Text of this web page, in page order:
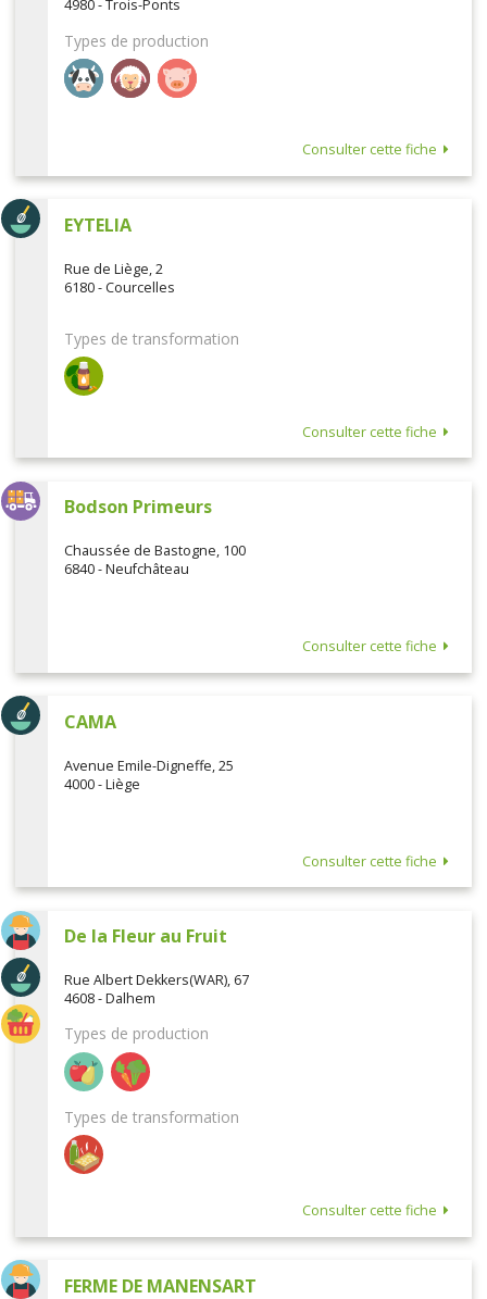
4980 - Trois-Ponts
Types de production
Consulter cette fiche
EYTELIA
Rue de Liège, 2
6180 - Courcelles
Types de transformation
Consulter cette fiche
Bodson Primeurs
Chaussée de Bastogne, 100
6840 - Neufchâteau
Consulter cette fiche
CAMA
Avenue Emile-Digneffe, 25
4000 - Liège
Consulter cette fiche
De la Fleur au Fruit
Rue Albert Dekkers(WAR), 67
4608 - Dalhem
Types de production
Types de transformation
Consulter cette fiche
FERME DE MANENSART